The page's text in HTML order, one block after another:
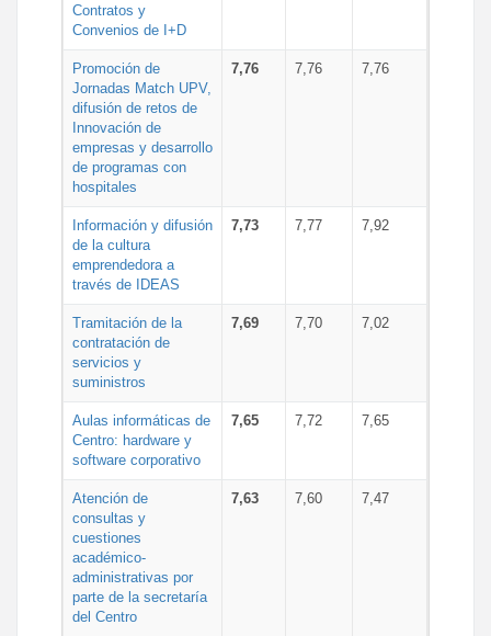
Contratos y
Convenios de I+D
Promoción de
Jornadas Match UPV,
difusión de retos de
Innovación de
empresas y desarrollo
de programas con
hospitales
7,76 7,76 7,76
Información y difusión
de la cultura
emprendedora a
través de IDEAS
7,73 7,77 7,92
Tramitación de la
contratación de
servicios y
suministros
7,69 7,70 7,02
Aulas informáticas de
Centro: hardware y
software corporativo
7,65 7,72 7,65
Atención de
consultas y
cuestiones
académico-
administrativas por
parte de la secretaría
del Centro
7,63 7,60 7,47